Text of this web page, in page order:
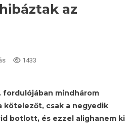
az
1433
fordulójában mindhárom
kötelezőt, csak a negyedik
botlott, és ezzel alighanem ki